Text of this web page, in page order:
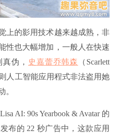
上的影用技术越来越成熟，非
性也大幅增加，一般人在快速
伪， 史嘉蕾乔韩森
（Scarlett
人工智能应用程式非法盗用她
。
AI: 90s Yearbook & Avatar 的
布的 22 秒广告中，这款应用